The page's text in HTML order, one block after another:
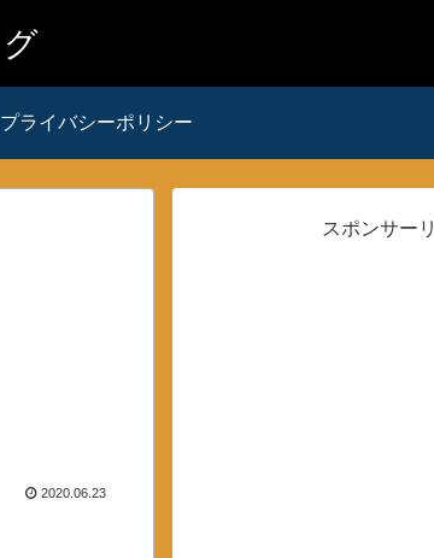
プライバシーポリシー
2020.06.23
スポンサー